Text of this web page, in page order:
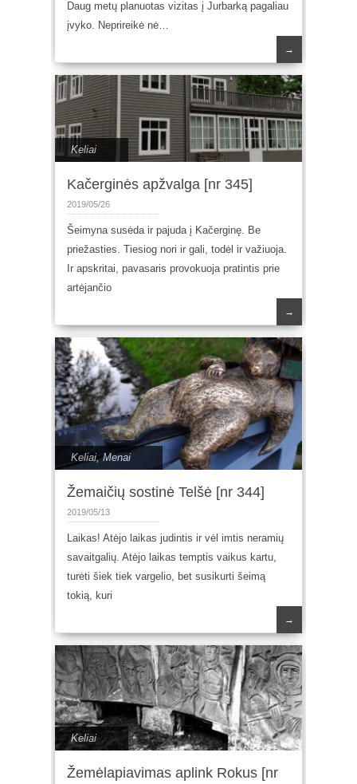
Daug metų planuotas vizitas į Jurbarką pagaliau
įvyko. Neprireikė nė…
→
Keliai
Kačerginės apžvalga [nr 345]
2019/05/26
Šeimyna susėda ir pajuda į Kačerginę. Be
priežasties. Tiesiog nori ir gali, todėl ir važiuoja.
Ir apskritai, pavasaris provokuoja pratintis prie
artėjančio
→
Keliai,Menai
Žemaičių sostinė Telšė [nr 344]
2019/05/13
Laikas! Atėjo laikas judintis ir vėl imtis neramių
savaitgalių. Atėjo laikas temptis vaikus kartu,
turėti šiek tiek vargelio, bet susikurti šeimą
tokią, kuri
→
Keliai
Žemėlapiavimas aplink Rokus [nr